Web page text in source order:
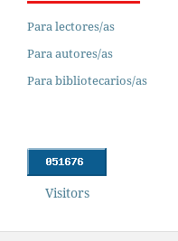
Para lectores/as
Para autores/as
Para bibliotecarios/as
Visitors